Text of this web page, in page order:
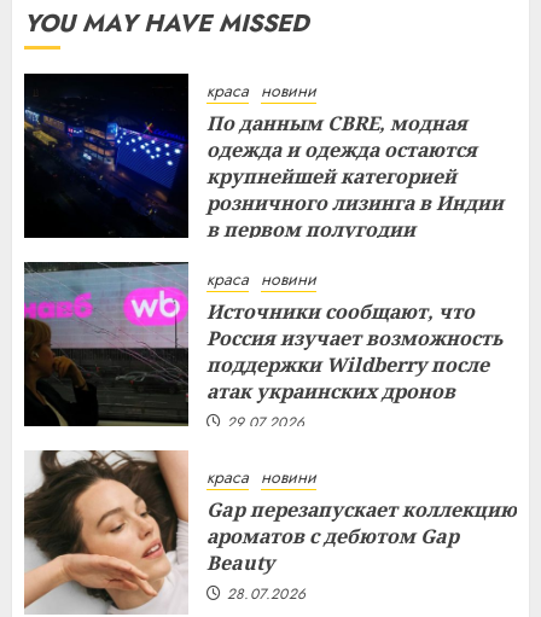
YOU MAY HAVE MISSED
краса новини
По данным CBRE, модная
одежда и одежда остаются
крупнейшей категорией
розничного лизинга в Индии
в первом полугодии
краса новини
Источники сообщают, что
Россия изучает возможность
поддержки Wildberry после
атак украинских дронов
29.07.2026
краса новини
Gap перезапускает коллекцию
ароматов с дебютом Gap
Beauty
28.07.2026